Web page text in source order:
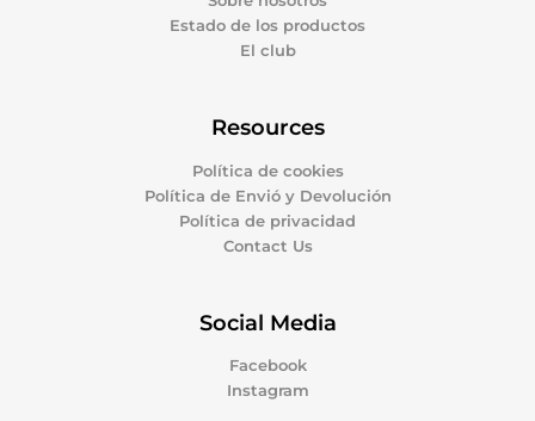
Estado de los productos
El club
Resources
Política de cookies
Política de Envió y Devolución
Política de privacidad
Contact Us
Social Media
Facebook
Instagram